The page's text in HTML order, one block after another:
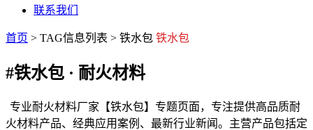
联系我们
首页 > TAG信息列表 > 铁水包 铁水包
#铁水包 · 耐火材料
专业耐火材料厂家【铁水包】专题页面，专注提供高品质耐
火材料产品、经典应用案例、最新行业新闻。主营产品包括定